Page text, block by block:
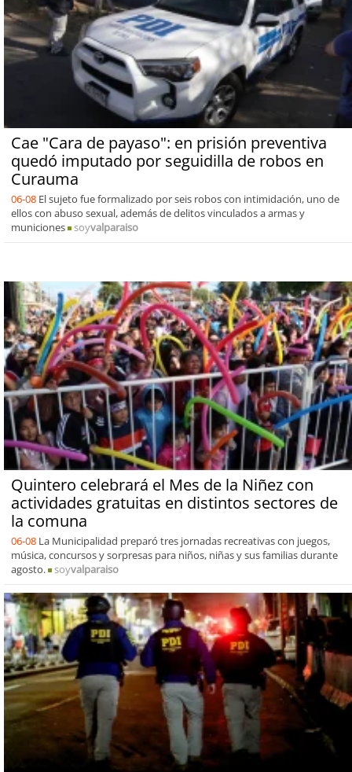
Cae "Cara de payaso": en prisión preventiva
quedó imputado por seguidilla de robos en
Curauma
06-08 El sujeto fue formalizado por seis robos con intimidación, uno de
ellos con abuso sexual, además de delitos vinculados a armas y
municiones
soyvalparaiso
Quintero celebrará el Mes de la Niñez con
actividades gratuitas en distintos sectores de
la comuna
06-08 La Municipalidad preparó tres jornadas recreativas con juegos,
música, concursos y sorpresas para niños, niñas y sus familias durante
agosto.
soyvalparaiso